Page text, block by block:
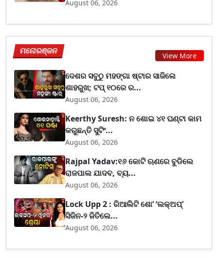
August 06, 2026
ମନୋରଞ୍ଜନ View More
ଦେଶର ସବୁଠୁ ମହଙ୍ଗା ଷ୍ଟାର ସାଜିଲେ
ଶାହରୁଖ; ଟପ୍‌ ୧୦ରେ ର...
August 06, 2026
Keerthy Suresh: ନ ଶୋଇ ୪୧ ଘଣ୍ଟା କାମ
କରୁଛନ୍ତି ସୁଟିଂ...
August 06, 2026
Rajpal Yadav:୧୬ କୋଟି ଋଣରେ ବୁଡିଲେ
ରାଜପାଲ ଯାଦବ, ବ୍ୟ...
August 06, 2026
Lock Upp 2 : ରିଆଲିଟି ଶୋ’ ‘ଲକ୍‌ଅପ୍’
ସିଜିନ-୨ ଜିତିଲେ...
August 06, 2026